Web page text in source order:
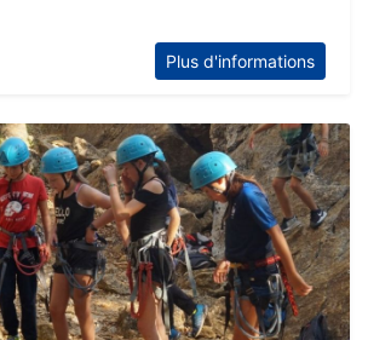
Plus d'informations